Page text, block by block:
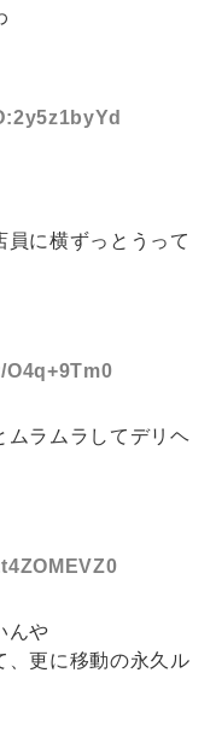
員に横ずっとうって
O4q+9Tm0
ムラムラしてデリヘ
んや
、更に移動の永久ル